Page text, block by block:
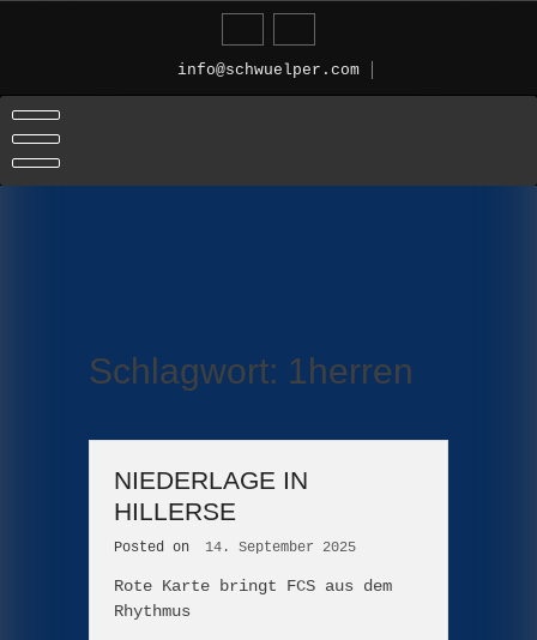
info@schwuelper.com
Schlagwort: 1herren
NIEDERLAGE IN
HILLERSE
Posted on 14. September 2025
Rote Karte bringt FCS aus dem
Rhythmus